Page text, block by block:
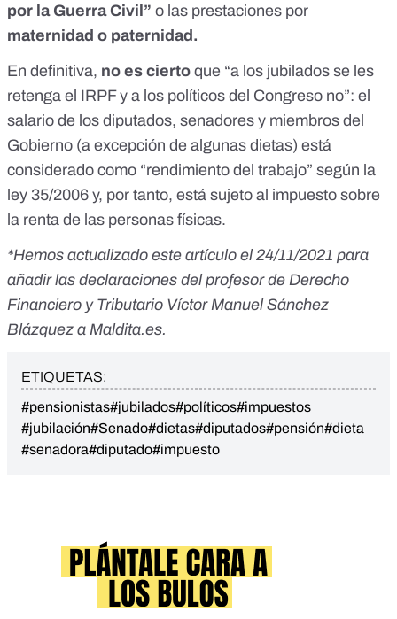
por la Guerra Civil” o las prestaciones por
maternidad o paternidad.
En definitiva, no es cierto que “a los jubilados se les
retenga el IRPF y a los políticos del Congreso no”: el
salario de los diputados, senadores y miembros del
Gobierno (a excepción de algunas dietas) está
considerado como “rendimiento del trabajo” según la
ley 35/2006 y, por tanto, está sujeto al impuesto sobre
la renta de las personas físicas.
*Hemos actualizado este artículo el 24/11/2021 para
añadir las declaraciones del profesor de Derecho
Financiero y Tributario Víctor Manuel Sánchez
Blázquez a Maldita.es.
ETIQUETAS:
#pensionistas#jubilados#políticos#impuestos
#jubilación#Senado#dietas#diputados#pensión#dieta
#senadora#diputado#impuesto